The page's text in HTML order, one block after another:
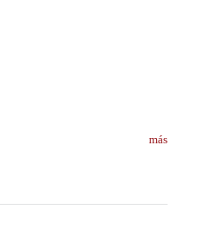
más